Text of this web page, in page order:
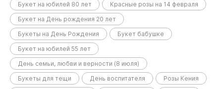
Букет на юбилей 80 лет
Красные розы на 14 февраля
Букет на День рождения 20 лет
Букеты на День Рождения
Букет бабушке
Букет на юбилей 55 лет
День семьи, любви и верности (8 июля)
Букеты для тещи
День воспитателя
Розы Кения